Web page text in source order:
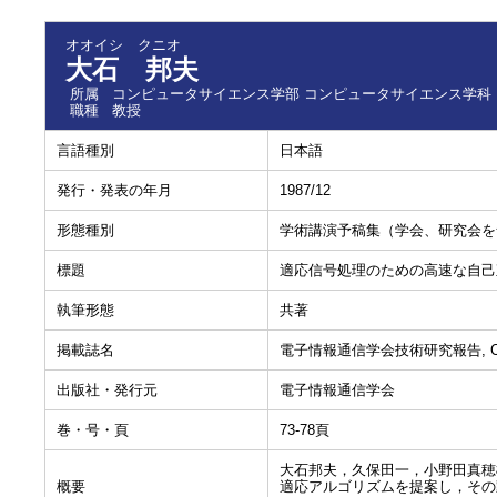
オオイシ クニオ
大石 邦夫
所属
コンピュータサイエンス学部 コンピュータサイエンス学科
職種
教授
言語種別 日本語
発行・発表の年月 1987/12
形態種別 学術講演予稿集（学会、研究会
標題 適応信号処理のための高速な自
執筆形態 共著
掲載誌名 電子情報通信学会技術研究報告,
出版社・発行元 電子情報通信学会
巻・号・頁 73-78頁
概要
大石邦夫，久保田一，小野田真
適応アルゴリズムを提案し，そ